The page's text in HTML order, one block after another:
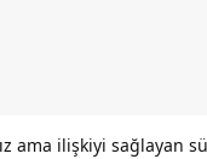
ama ilişkiyi sağlayan